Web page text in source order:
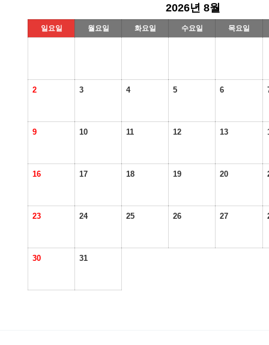
2026년 8월
일요일 월요일 화요일 수요일 목요일
2 3 4 5 6
9 10 11 12 13
16 17 18 19 20
23 24 25 26 27
30 31